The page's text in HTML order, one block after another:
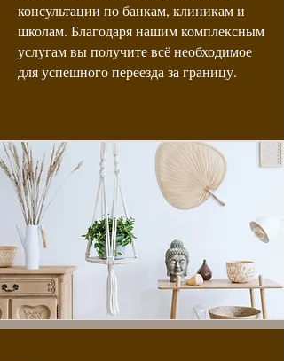
консультации по банкам, клиникам и
школам. Благодаря нашим комплексным
услугам вы получите всё необходимое
для успешного переезда за границу.